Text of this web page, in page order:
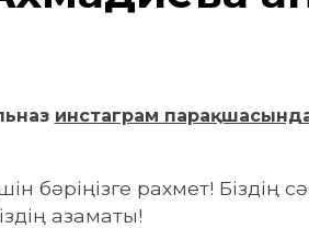
инстаграм
бәріңізге рахмет! Біздің
азаматы!